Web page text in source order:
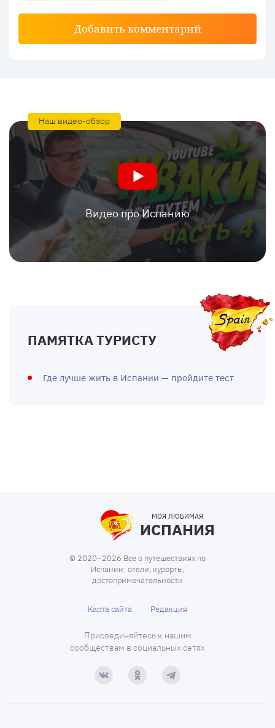
Добавить комментарий
Наш видео-обзор
Видео про Испанию
ПАМЯТКА ТУРИСТУ
Где лучше жить в Испании — пройдите тест
МОЯ ЛЮБИМАЯ
ИСПАНИЯ
© 2020–2026 Все о путешествиях по
Испании: отели, курорты,
достопримечательности
Карта сайта Редакция
Присоединяйтесь к нашим
сообществам в социальных сетях